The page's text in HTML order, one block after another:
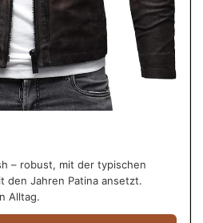
– robust, mit der typischen
den Jahren Patina ansetzt.
Alltag.